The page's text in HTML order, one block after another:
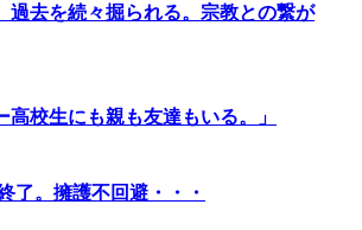
過去を続々掘られる。宗教との繋が
高校生にも親も友達もいる。」
了。擁護不回避・・・